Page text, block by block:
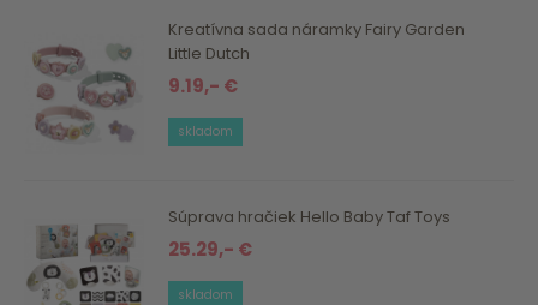
Kreatívna sada náramky Fairy Garden
Little Dutch
9.19,- €
skladom
Súprava hračiek Hello Baby Taf Toys
25.29,- €
skladom